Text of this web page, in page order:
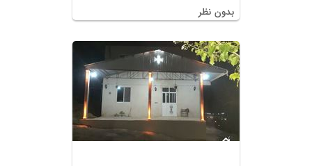
بدون نظر